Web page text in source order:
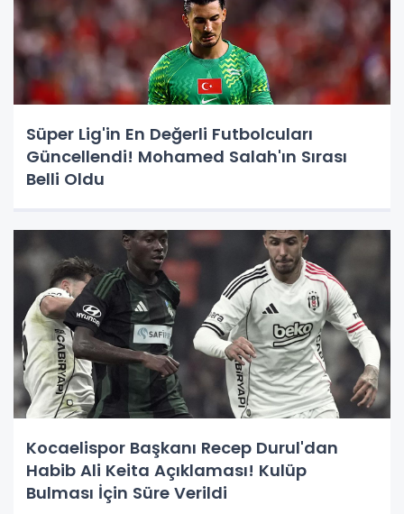
Süper Lig'in En Değerli Futbolcuları
Güncellendi! Mohamed Salah'ın Sırası
Belli Oldu
Kocaelispor Başkanı Recep Durul'dan
Habib Ali Keita Açıklaması! Kulüp
Bulması İçin Süre Verildi